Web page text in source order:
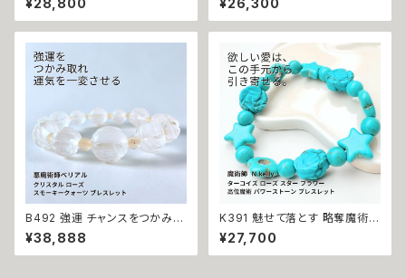
幸運・成長運】シーシェル オーシ
ャン ゴールド ブレスレット 祈祷
財運 くじ運 厄除け チャンス到
来 数珠 祈祷 叶う パワーストー
ン
¥28,800
の人の本音を感じ取る 関係進
展・引き寄せ・恋愛運アップ 魔術
ーン三日月 ローズクォーツ アメ
ジスト ターコイズ ハウライト 恋
愛成就 白魔術 魔術 おまじない
運気アップ 縁結び 御守り
¥26,300
B492 強運 チャンスをつかみ取
る ギャンブル運 裏切り封じ クリ
スタル ローズ スモーキークォー
ツ ブレスレット 水晶 悪魔術師
¥38,888
K391 魅せて落とす 略奪魔術
ターコイズ ローズ スター フラワ
ー 高位魔術 パワーストーン ブ
レスレット N.kelly製作 天然石
¥27,700